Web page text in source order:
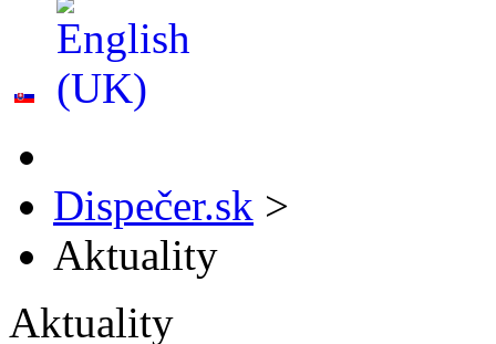
Dispečer.sk >
Aktuality
Aktuality